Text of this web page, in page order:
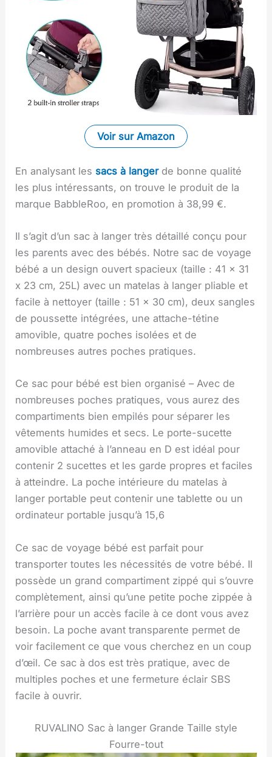
Voir sur Amazon
En analysant les sacs à langerde bonne qualité
les plus intéressants, on trouve le produit de la
marque BabbleRoo, en promotion à 38,99 €.
Il s’agit d’un sac à langer très détaillé conçu pour
les parents avec des bébés. Notre sac de voyage
bébé a un design ouvert spacieux (taille : 41 x 31
x 23 cm, 25L) avec un matelas à langer pliable et
facile à nettoyer (taille : 51 x 30 cm), deux sangles
de poussette intégrées, une attache-tétine
amovible, quatre poches isolées et de
nombreuses autres poches pratiques.
Ce sac pour bébé est bien organisé – Avec de
nombreuses poches pratiques, vous aurez des
compartiments bien empilés pour séparer les
vêtements humides et secs. Le porte-sucette
amovible attaché à l’anneau en D est idéal pour
contenir 2 sucettes et les garde propres et faciles
à atteindre. La poche intérieure du matelas à
langer portable peut contenir une tablette ou un
ordinateur portable jusqu’à 15,6
Ce sac de voyage bébé est parfait pour
transporter toutes les nécessités de votre bébé. Il
possède un grand compartiment zippé qui s’ouvre
complètement, ainsi qu’une petite poche zippée à
l’arrière pour un accès facile à ce dont vous avez
besoin. La poche avant transparente permet de
voir facilement ce que vous cherchez en un coup
d’œil. Ce sac à dos est très pratique, avec de
multiples poches et une fermeture éclair SBS
facile à ouvrir.
RUVALINO Sac à langer Grande Taille style
Fourre-tout